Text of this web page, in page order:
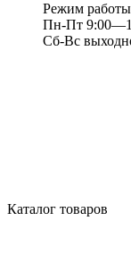
Режим
Пн-Пт
Сб-Вс
Каталог товаров